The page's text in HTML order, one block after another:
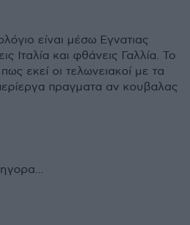
είναι μέσω Εγνατιας
Ιταλία και φθάνεις Γαλλία. Το
εκεί οι τελωνειακοί με τα
πραγματα αν κουβαλας